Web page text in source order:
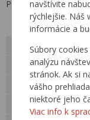
navštívite
rýchlejšie. Náš
informácie a
Súbory
analýzu
stránok. Ak si
vášho
niektoré jeho
Viac info k
Publikované:
O nás
Verejné
Kariéra
Pre verejnosť